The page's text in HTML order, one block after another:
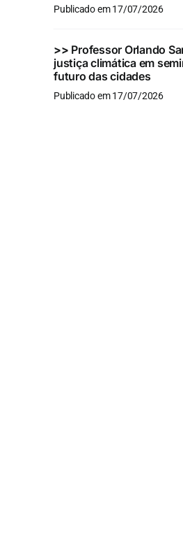
Publicado em 17/07/2026
>> Professor Orlando
justiça climática em
futuro das cidades
Publicado em 17/07/2026